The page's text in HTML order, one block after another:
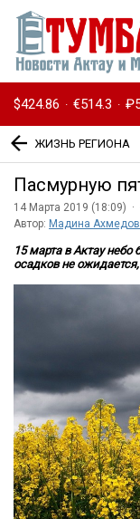
$424.86 · €514.3 ·
ЖИЗНЬ РЕГИОНА
Пасмурную
14 Марта 2019 (18:09) ·
Автор: Мадина
15 марта в Актау небо
осадков не